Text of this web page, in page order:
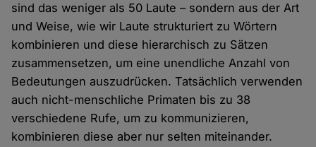
sind das weniger als 50 Laute – sondern aus der Art
und Weise, wie wir Laute strukturiert zu Wörtern
kombinieren und diese hierarchisch zu Sätzen
zusammensetzen, um eine unendliche Anzahl von
Bedeutungen auszudrücken. Tatsächlich verwenden
auch nicht-menschliche Primaten bis zu 38
verschiedene Rufe, um zu kommunizieren,
kombinieren diese aber nur selten miteinander.